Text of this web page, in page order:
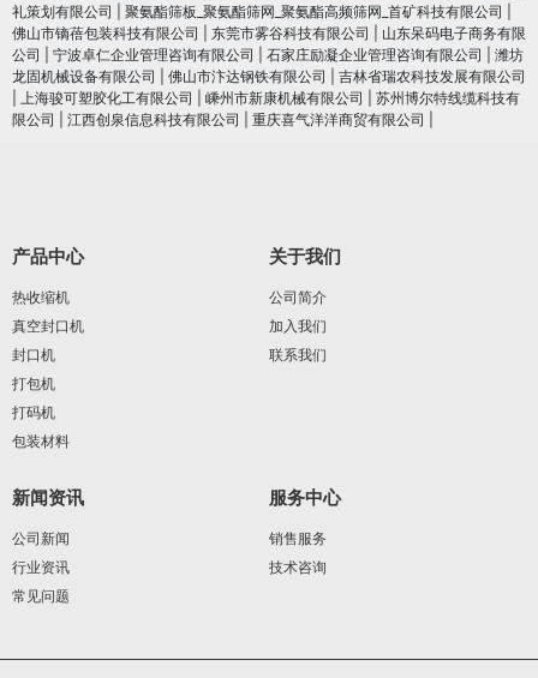
礼策划有限公司
聚氨酯筛板_聚氨酯筛网_聚氨酯高频筛网_首矿科技有限公司
佛山市镝蓓包装科技有限公司
东莞市雾谷科技有限公司
山东呆码电子商务有限
公司
宁波卓仁企业管理咨询有限公司 石家庄励凝企业管理咨询有限公司
潍坊
龙固机械设备有限公司
佛山市汴达钢铁有限公司
吉林省瑞农科技发展有限公司
上海骏可塑胶化工有限公司 嵊州市新康机械有限公司
苏州博尔特线缆科技有
限公司
江西创泉信息科技有限公司 重庆喜气洋洋商贸有限公司
产品中心
热收缩机
真空封口机
封口机
打包机
打码机
包装材料
关于我们
公司简介
加入我们
联系我们
新闻资讯
公司新闻
行业资讯
常见问题
服务中心
销售服务
技术咨询